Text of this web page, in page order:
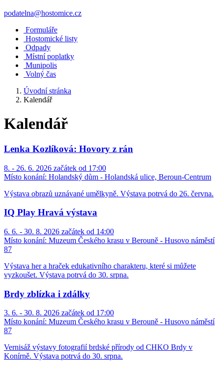
podatelna@hostomice.cz
Formuláře
Hostomické listy
Odpady
Místní poplatky
Munipolis
Volný čas
Úvodní stránka
Kalendář
Kalendář
Lenka Kozlíková: Hovory z rán
8. - 26. 6. 2026 začátek od 17:00
Místo konání: Holandský dům - Holandská ulice, Beroun-Centrum
Výstava obrazů uznávané umělkyně. Výstava potrvá do 26. června.
IQ Play Hravá výstava
6. 6. - 30. 8. 2026 začátek od 14:00
Místo konání: Muzeum Českého krasu v Berouně - Husovo náměstí
87
Výstava her a hraček edukativního charakteru, které si můžete
vyzkoušet. Výstava potrvá do 30. srpna.
Brdy zblízka i zdálky
3. 6. - 30. 8. 2026 začátek od 17:00
Místo konání: Muzeum Českého krasu v Berouně - Husovo náměstí
87
Vernisáž výstavy fotografií brdské přírody od CHKO Brdy v
Konírně. Výstava potrvá do 30. srpna.